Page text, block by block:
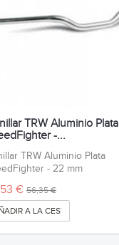
TRW Aluminio Plata
-...
TRW Aluminio Plata
- 22 mm
€ 56,35 €
A LA CESTA